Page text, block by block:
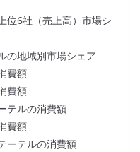
位6社（売上高）市場シ
の地域別市場シェア
費額
費額
テルの消費額
費額
ーテルの消費額